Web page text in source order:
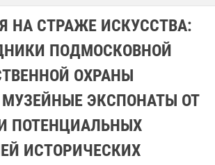
НА СТРАЖЕ ИСКУССТВА:
ПОДМОСКОВНОЙ
ОХРАНЫ
МУЗЕЙНЫЕ ЭКСПОНАТЫ ОТ
ПОТЕНЦИАЛЬНЫХ
ИСТОРИЧЕСКИХ